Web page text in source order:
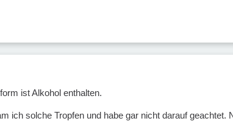
ist Alkohol enthalten.
ich solche Tropfen und habe gar nicht darauf